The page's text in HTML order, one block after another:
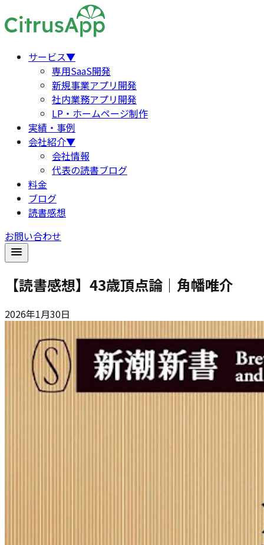
サービス▼
専用SaaS開発
新規事業アプリ開発
社内業務アプリ開発
LP・ホームページ制作
実績・事例
会社紹介▼
会社情報
代表の読書ブログ
料金
ブログ
読書感想
お問い合わせ
【読書感想】43歳頂点論｜角幡唯介
2026年1月30日